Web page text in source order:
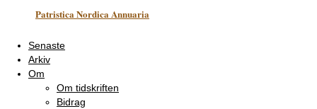
Patristica Nordica Annuaria
Senaste
Arkiv
Om
Om tidskriften
Bidrag